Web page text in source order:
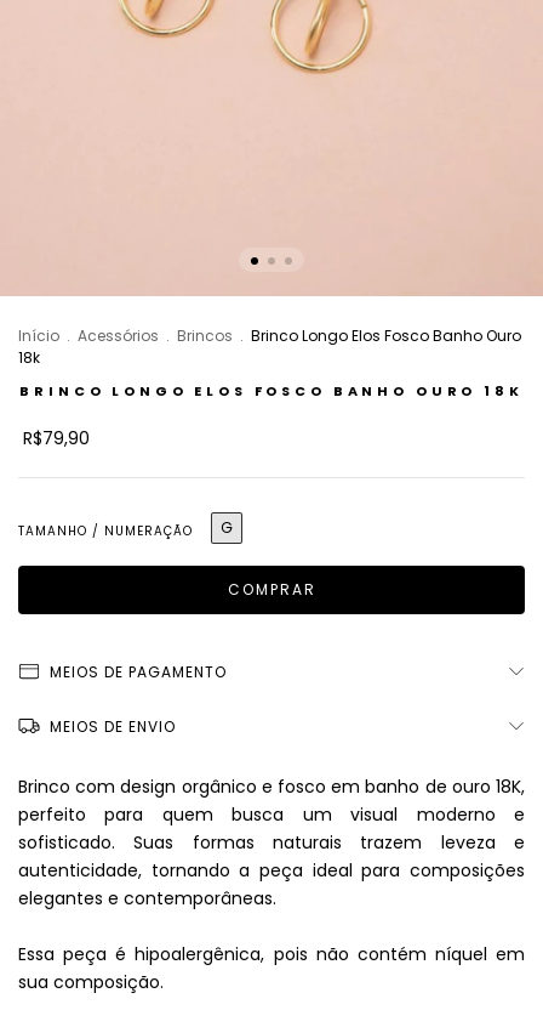
Início . Acessórios . Brincos . Brinco Longo Elos Fosco Banho Ouro
18k
BRINCO LONGO ELOS FOSCO BANHO OURO 18K
R$79,90
TAMANHO / NUMERAÇÃO G
MEIOS DE PAGAMENTO
MEIOS DE ENVIO
Brinco com design orgânico e fosco em banho de ouro 18K,
perfeito para quem busca um visual moderno e
sofisticado. Suas formas naturais trazem leveza e
autenticidade, tornando a peça ideal para composições
elegantes e contemporâneas.
Essa peça é hipoalergênica, pois não contém níquel em
sua composição.